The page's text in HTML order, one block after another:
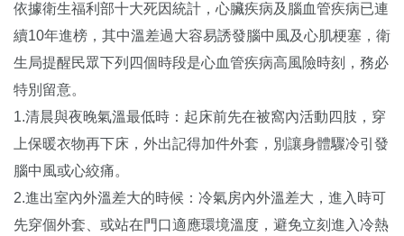
依據衛生福利部十大死因統計，心臟疾病及腦血管疾病已連
續10年進榜，其中溫差過大容易誘發腦中風及心肌梗塞，衛
生局提醒民眾下列四個時段是心血管疾病高風險時刻，務必
特別留意。
1.清晨與夜晚氣溫最低時：起床前先在被窩內活動四肢，穿
上保暖衣物再下床，外出記得加件外套，別讓身體驟冷引發
腦中風或心絞痛。
2.進出室內外溫差大的時候：冷氣房內外溫差大，進入時可
先穿個外套、或站在門口適應環境溫度，避免立刻進入冷熱